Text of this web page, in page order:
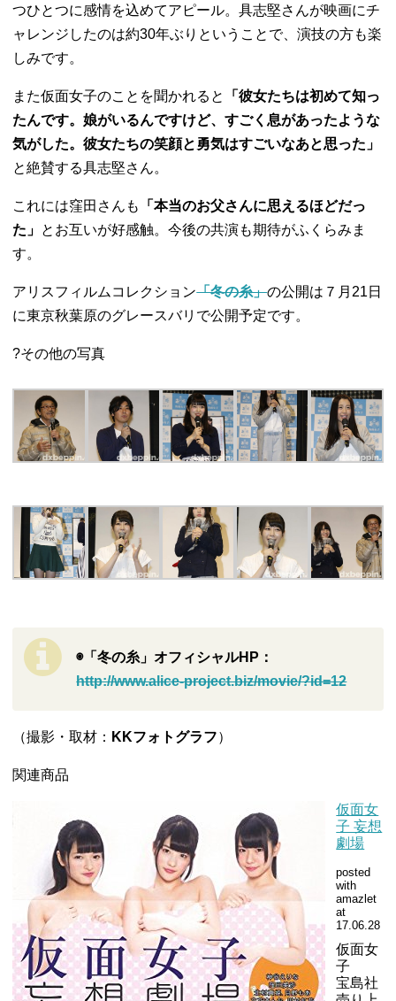
つひとつに感情を込めてアピール。具志堅さんが映画にチ
ャレンジしたのは約30年ぶりということで、演技の方も楽
しみです。
また仮面女子のことを聞かれると
「彼女たちは初めて知っ
たんです。娘がいるんですけど、すごく息があったような
気がした。彼女たちの笑顔と勇気はすごいなあと思った」
と絶賛する具志堅さん。
これには窪田さんも
「本当のお父さんに思えるほどだっ
た」 とお互いが好感触。今後の共演も期待がふくらみま
す。
アリスフィルムコレクション「冬の糸」の公開は７月 21 日
に東京秋葉原のグレースバリで公開予定です。
?その他の写真
◉「冬の糸」オフィシャルHP：
http://www.alice-project.biz/movie/?id=12
（撮影・取材： KKフォトグラフ）
関連商品
仮面女
子 妄想
劇場
posted
with
amazlet
at
17.06.28
仮面女
子
宝島社